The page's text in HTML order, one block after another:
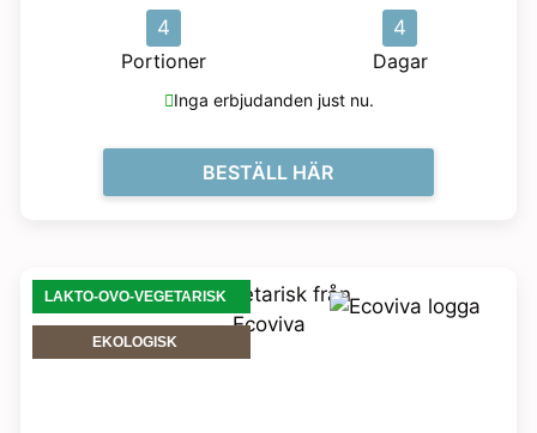
4
Portioner
4
Dagar
Inga erbjudanden just nu.
BESTÄLL HÄR
LAKTO-OVO-VEGETARISK
EKOLOGISK